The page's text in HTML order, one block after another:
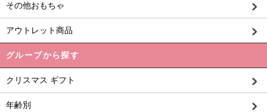
その他おもちゃ
アウトレット商品
グループから探す
クリスマス ギフト
年齢別